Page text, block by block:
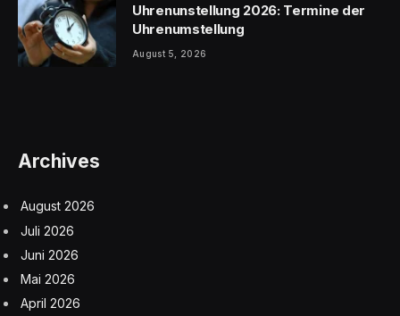
Uhrenunstellung 2026: Termine der
Uhrenumstellung
August 5, 2026
Archives
August 2026
Juli 2026
Juni 2026
Mai 2026
April 2026